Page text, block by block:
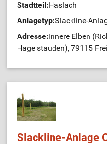
Stadtteil:Haslach
Anlagetyp:Slackline-
Adresse:Innere Elben
Hagelstauden), 79115
Slackline-Anlage